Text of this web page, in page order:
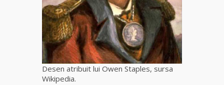
tămăduitoare
vindecătoare
de farmece și
blesteme
Sandra
Tămăduitoarea
Desen atribuit lui Owen Staples, sursa
Wikipedia.